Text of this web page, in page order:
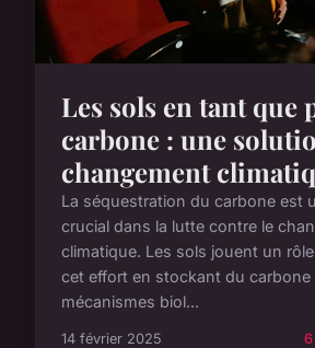
Les sols en tant que
carbone : une
changement
La séquestration du carbone est
crucial dans la lutte contre le
climatique. Les sols jouent un
cet effort en stockant du carbone
mécanismes biol...
14 février 2025